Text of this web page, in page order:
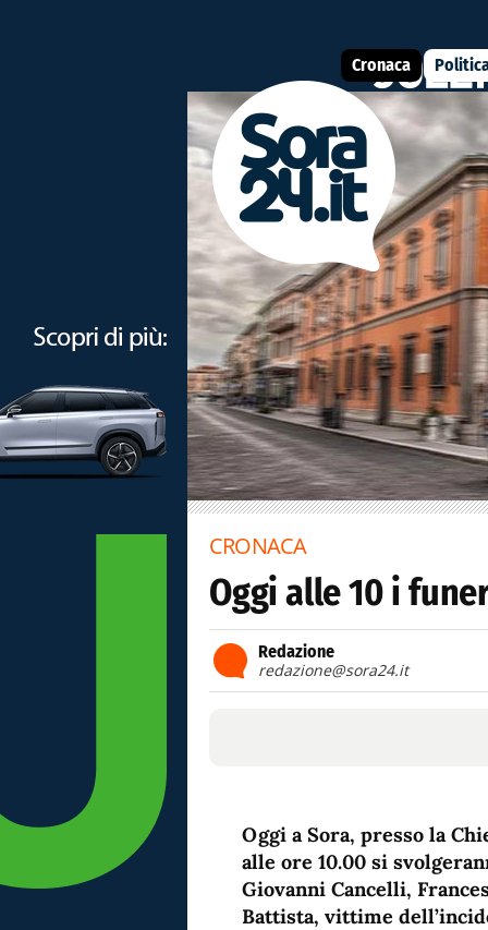
Cronaca
CRONACA
Oggi alle 10 i
Redazione
redazione@sora24.it
Oggi a Sora, presso la
alle ore 10.00 si
Giovanni Cancelli,
Battista, vittime